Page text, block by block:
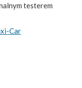
testerem
Car